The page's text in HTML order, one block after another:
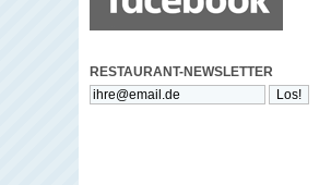
RESTAURANT-NEWSLETTER